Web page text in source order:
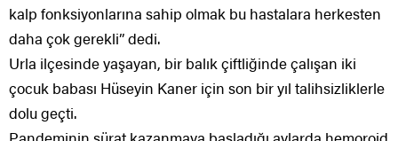
kalp fonksiyonlarına sahip olmak bu hastalara herkesten
daha çok gerekli” dedi.
Urla ilçesinde yaşayan, bir balık çiftliğinde çalışan iki
çocuk babası Hüseyin Kaner için son bir yıl talihsizliklerle
dolu geçti.